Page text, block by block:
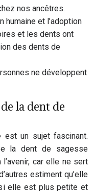
nos ancêtres.
humaine et l’adoption
et les dents ont
des dents de
ne développent
la dent de
est un sujet fascinant.
la dent de sagesse
car elle ne sert
estiment qu’elle
elle est plus petite et